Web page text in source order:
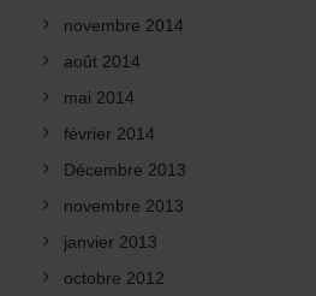
novembre 2014
août 2014
mai 2014
février 2014
Décembre 2013
novembre 2013
janvier 2013
octobre 2012